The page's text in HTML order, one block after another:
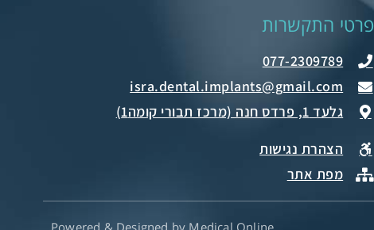
פרטי התקשרות
077-2309789
גלעד 1, פרדס חנה (מרכז תבורי קומה1)
הצהרת נגישות
מפת אתר
Powered & Designed by Medical Online